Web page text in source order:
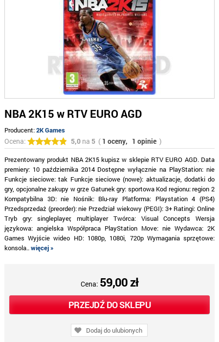
NBA 2K15 w RTV EURO AGD
Producent:2K Games
Ocena: 5,0na 5( 1 oceny, 1 opinie )
Prezentowany produkt NBA 2K15 kupisz w sklepie RTV EURO AGD. Data
premiery: 10 października 2014 Dostępne wyłącznie na PlayStation: nie
Funkcje sieciowe: tak Funkcje sieciowe (nowe): aktualizacje, dodatki do
gry, opcjonalne zakupy w grze Gatunek gry: sportowa Kod regionu: region 2
Kompatybilna 3D: nie Nośnik: Blu-ray Platforma: Playstation 4 (PS4)
Przedsprzedaż (preorder): nie Przedział wiekowy (PEGI): 3+ Ratingi: Online
Tryb gry: singleplayer, multiplayer Twórca: Visual Concepts Wersja
językowa: angielska Współpraca PlayStation Move: nie Wydawca: 2K
Games Wyjście wideo HD: 1080p, 1080i, 720p Wymagania sprzętowe:
konsola..więcej »
Cena: 59,00 zł
PRZEJDŹ DO SKLEPU
Dodaj do ulubionych